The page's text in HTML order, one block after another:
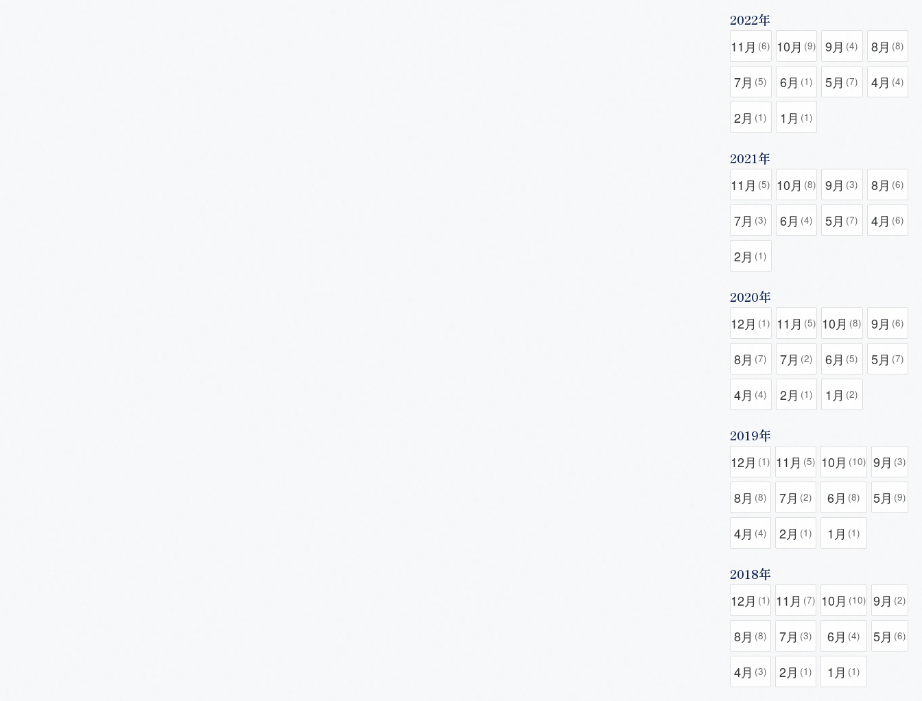
2022年
11月 (6) 10月 (9) 9月 (4) 8月 (8)
7月 (5) 6月 (1) 5月 (7) 4月 (4)
2月 (1) 1月 (1)
2021年
11月 (5) 10月 (8) 9月 (3) 8月 (6)
7月 (3) 6月 (4) 5月 (7) 4月 (6)
2月 (1)
2020年
12月 (1) 11月 (5) 10月 (8) 9月 (6)
8月 (7) 7月 (2) 6月 (5) 5月 (7)
4月 (4) 2月 (1) 1月 (2)
2019年
12月 (1) 11月 (5) 10月 (10) 9月 (3)
8月 (8) 7月 (2) 6月 (8) 5月 (9)
4月 (4) 2月 (1) 1月 (1)
2018年
12月 (1) 11月 (7) 10月 (10) 9月 (2)
8月 (8) 7月 (3) 6月 (4) 5月 (6)
4月 (3) 2月 (1) 1月 (1)